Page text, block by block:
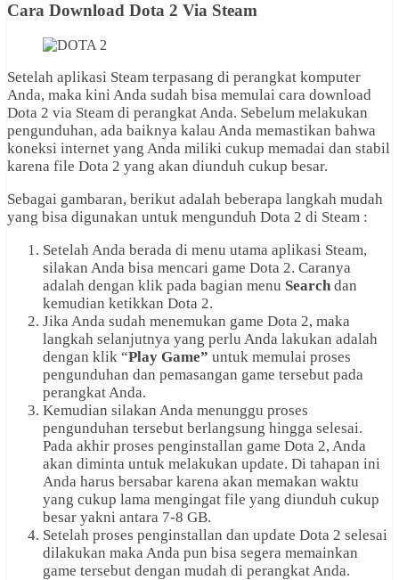
Cara Download Dota 2 Via Steam
Setelah aplikasi Steam terpasang di perangkat komputer
Anda, maka kini Anda sudah bisa memulai cara download
Dota 2 via Steam di perangkat Anda. Sebelum melakukan
pengunduhan, ada baiknya kalau Anda memastikan bahwa
koneksi internet yang Anda miliki cukup memadai dan stabil
karena file Dota 2 yang akan diunduh cukup besar.
Sebagai gambaran, berikut adalah beberapa langkah mudah
yang bisa digunakan untuk mengunduh Dota 2 di Steam :
Setelah Anda berada di menu utama aplikasi Steam,
silakan Anda bisa mencari game Dota 2. Caranya
adalah dengan klik pada bagian menu Search dan
kemudian ketikkan Dota 2.
Jika Anda sudah menemukan game Dota 2, maka
langkah selanjutnya yang perlu Anda lakukan adalah
dengan klik “Play Game” untuk memulai proses
pengunduhan dan pemasangan game tersebut pada
perangkat Anda.
Kemudian silakan Anda menunggu proses
pengunduhan tersebut berlangsung hingga selesai.
Pada akhir proses penginstallan game Dota 2, Anda
akan diminta untuk melakukan update. Di tahapan ini
Anda harus bersabar karena akan memakan waktu
yang cukup lama mengingat file yang diunduh cukup
besar yakni antara 7-8 GB.
Setelah proses penginstallan dan update Dota 2 selesai
dilakukan maka Anda pun bisa segera memainkan
game tersebut dengan mudah di perangkat Anda.